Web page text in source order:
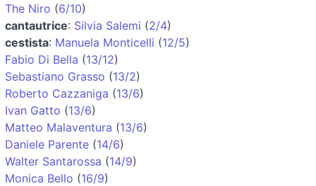
The Niro (6/10)
cantautrice: Silvia Salemi (2/4)
cestista: Manuela Monticelli (12/5)
Fabio Di Bella (13/12)
Sebastiano Grasso (13/2)
Roberto Cazzaniga (13/6)
Ivan Gatto (13/6)
Matteo Malaventura (13/6)
Daniele Parente (14/6)
Walter Santarossa (14/9)
Monica Bello (16/9)